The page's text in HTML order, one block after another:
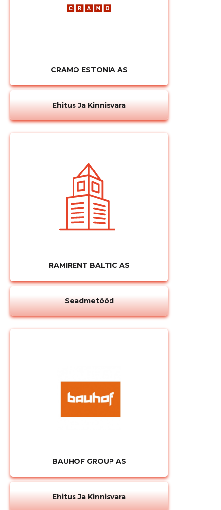
CRAMO ESTONIA AS
Ehitus Ja Kinnisvara
RAMIRENT BALTIC AS
Seadmetööd
BAUHOF GROUP AS
Ehitus Ja Kinnisvara
Muuda pildi